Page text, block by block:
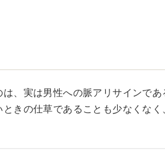
、実は男性への脈アリサインであ
きの仕草であることも少なくな